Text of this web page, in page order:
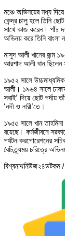
মঞ্চে অভিনয়ের মধ্য
কেন্দ্র চালু হলে তিনি
সাথে কাজ করেন। পাঁচ
অভিনয় করে তিনি বাংলা
মাসুদ আলী খানের জন্ম
আরশাদ আলী খান ছিলেন
১৯৫২ সালে
আলী। ১৯৬৪ সালে
সবাই’ দিয়ে ছোট পর্দায়
‘নদী ও নারী’তে।
১৯৫৫ সালে খান
রয়েছে। কর্মজীবনে
পর্যটন করপোরেশনের
বৈচিত্র্যময় চরিত্রে
বিশ্বনাথনিউজ২৪ডটকম